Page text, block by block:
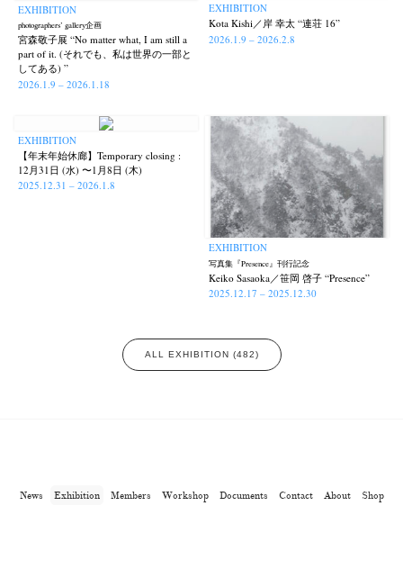
EXHIBITION
photographers’ gallery企画
宮森敬子展 “No matter what, I am still a
part of it. (それでも、私は世界の一部と
してある) ”
2026.1.9 – 2026.1.18
EXHIBITION
Kota Kishi／岸 幸太 “連荘 16”
2026.1.9 – 2026.2.8
EXHIBITION
【年末年始休廊】Temporary closing :
12月31日 (水) 〜1月8日 (木)
2025.12.31 – 2026.1.8
EXHIBITION
写真集『Presence』刊行記念
Keiko Sasaoka／笹岡 啓子 “Presence”
2025.12.17 – 2025.12.30
ALL EXHIBITION (482)
News Exhibition Members Workshop Documents Contact About Shop